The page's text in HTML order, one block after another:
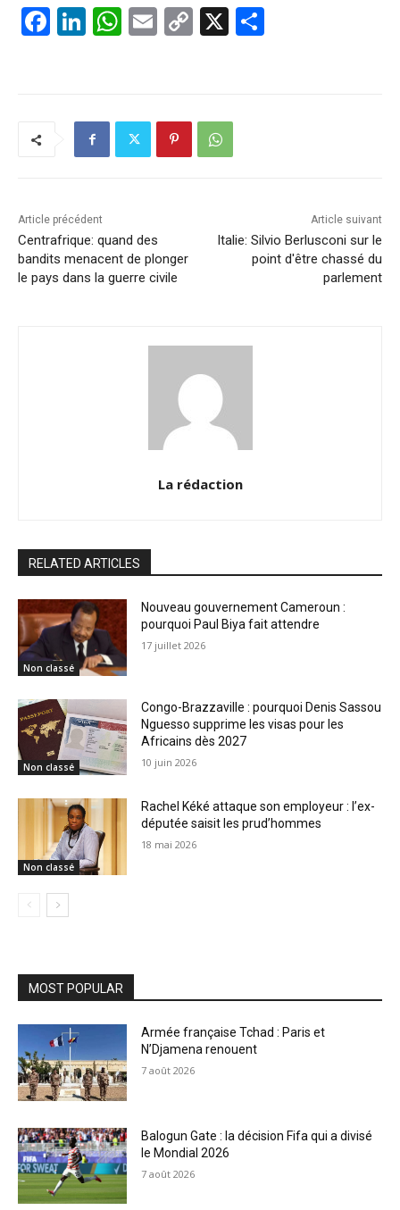
F
k
Li
dI
n
W
A
p
E
C
Li
n
X
Article précédent
Centrafrique: quand des
bandits menacent de plonger
le pays dans la guerre civile
Article suivant
Italie: Silvio Berlusconi sur le
point d'être chassé du
parlement
La rédaction
RELATED ARTICLES
Non classé
Nouveau gouvernement Cameroun :
pourquoi Paul Biya fait attendre
17 juillet 2026
Non classé
Congo-Brazzaville : pourquoi Denis Sassou
Nguesso supprime les visas pour les
Africains dès 2027
10 juin 2026
Non classé
Rachel Kéké attaque son employeur : l’ex-
députée saisit les prud’hommes
18 mai 2026
MOST POPULAR
Armée française Tchad : Paris et
N’Djamena renouent
7 août 2026
Balogun Gate : la décision Fifa qui a divisé
le Mondial 2026
7 août 2026